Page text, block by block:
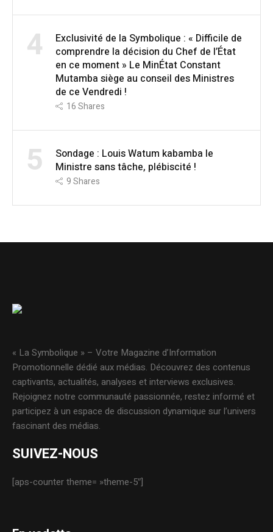
4
Exclusivité de la Symbolique : « Difficile de
comprendre la décision du Chef de l’État
en ce moment » Le MinÉtat Constant
Mutamba siège au conseil des Ministres
de ce Vendredi !
16Shares
5
Sondage : Louis Watum kabamba le
Ministre sans tâche, plébiscité !
9Shares
« La Symbolique » – Votre Magazine d’Information
Promotionnelle dédié aux médias. Découvrez des contenus
captivants, actualités, analyses et interviews exclusives.
Rejoignez notre communauté passionnée, restez informé et
participez à un espace de discussion dynamique sur l’univers
fascinant des médias.
SUIVEZ-NOUS
[aps-counter theme= »theme-5″]